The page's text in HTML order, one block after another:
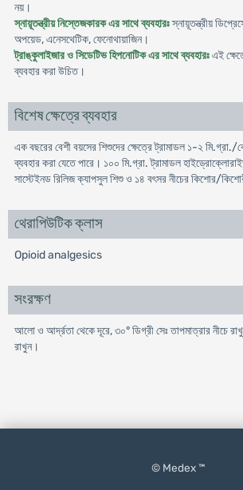
নয়।
স্নায়ূতন্ত্রীয় নিস্তেজকারক এর সাথে ব্যবহারঃস্নায়ূতন্ত্রীয়
অপয়েড, এনেসথেটিক, ফেনোথায়াজিন।
ট্রাঙ্কুলাইজার ও সিডেটিভ হিপনোটিক এর সাথে ব্যবহারঃএই
ব্যবহার করা উচিত।
বিশেষ ক্ষেত্রে ব্যবহার
এক বছরের বেশী বয়সের শিশুদের ক্ষেত্রে ট্রামাডল ১-২ মি.গ্রা./
ব্যবহার করা যেতে পারে। ১০০ মি.গ্রা. ট্রামাডল
সাস্টেইনড রিলিজ ক্যাপসুল শিশু ও ১৪ বৎসর নীচের কিশোর/
থেরাপিউটিক ক্লাস
Opioid analgesics
সংরক্ষণ
আলো ও আর্দ্রতা থেকে দূরে, ৩০° ডিগ্রী সেঃ তাপমাত্রার নীচে
রাখুন।
© Medex ™